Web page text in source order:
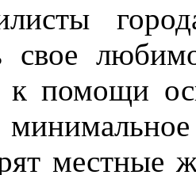
свое
к помощи
местные